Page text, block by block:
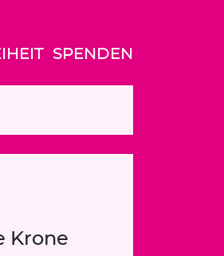
SPENDEN
Krone